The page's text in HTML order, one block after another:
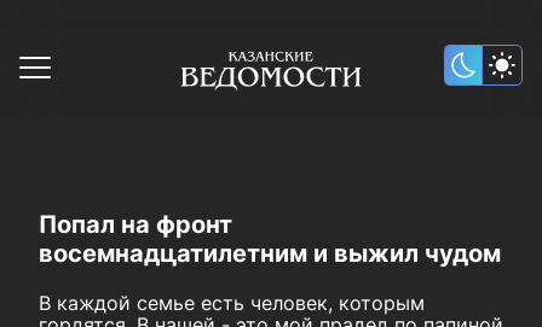
Попал на фронт
восемнадцатилетним и выжил чудом
В каждой семье есть человек, которым